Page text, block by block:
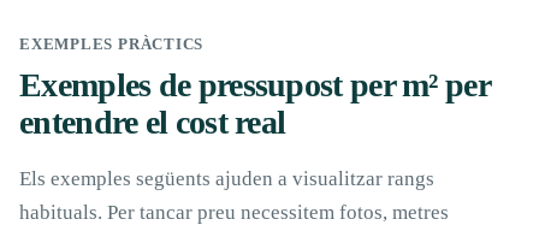
EXEMPLES PRÀCTICS
Exemples de pressupost per m² per
entendre el cost real
Els exemples següents ajuden a visualitzar rangs
habituals. Per tancar preu necessitem fotos, metres